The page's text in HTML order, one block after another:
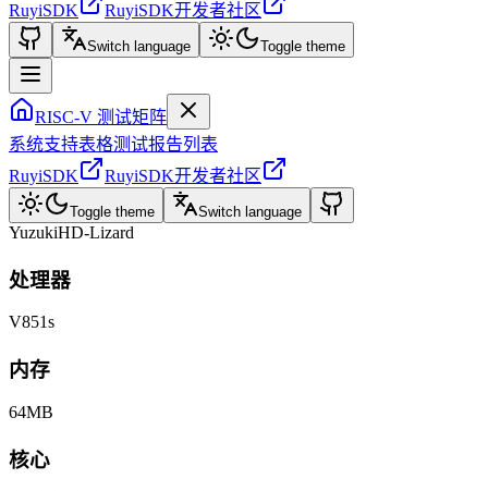
RuyiSDK
RuyiSDK开发者社区
Switch language Toggle theme
RISC-V 测试矩阵
系统支持表格测试报告列表
RuyiSDK
RuyiSDK开发者社区
Toggle theme Switch language
YuzukiHD-Lizard
处理器
V851s
内存
64MB
核心